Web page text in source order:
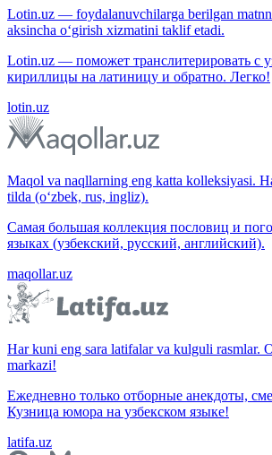
Lotin.uz — foydalanuvchilarga berilgan
aksincha o‘girish xizmatini taklif etadi.
Lotin.uz — поможет транслитерировать с
кириллицы на латиницу и обратно. Легко!
lotin.uz
Maqol va naqllarning eng katta kolleksiyasi.
tilda (o‘zbek, rus, ingliz).
Самая большая коллекция пословиц и
языках (узбекский, русский, английский).
maqollar.uz
Har kuni eng sara latifalar va kulguli rasmlar.
markazi!
Ежедневно только отборные анекдоты,
Кузница юмора на узбекском языке!
latifa.uz